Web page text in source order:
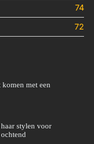
74
72
met een
stylen voor